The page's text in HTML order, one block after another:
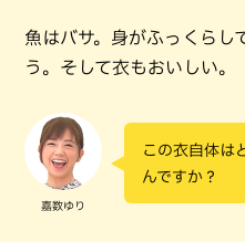
魚はバサ。身がふっくらし
う。そして衣もおいしい。
嘉数ゆり
この衣自体は
んですか？